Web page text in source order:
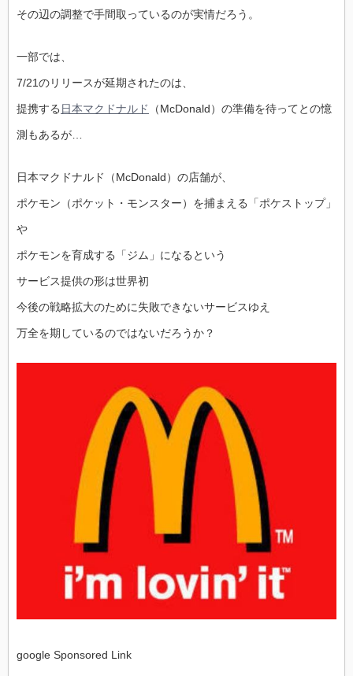
その辺の調整で手間取っているのが実情だろう。
一部では、
7/21のリリースが延期されたのは、
提携する 日本マクドナルド （McDonald）の準備を待ってとの憶
測もあるが…
日本マクドナルド（McDonald）の店舗が、
ポケモン（ポケット・モンスター）を捕まえる「ポケストップ」
や
ポケモンを育成する「ジム」になるという
サービス提供の形は世界初
今後の戦略拡大のために失敗できないサービスゆえ
万全を期しているのではないだろうか？
google Sponsored Link